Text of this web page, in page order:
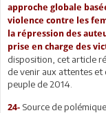
approche globale
violence contre les
la répression des
prise en charge des
disposition, cet article
de venir aux attentes et
peuple de 2014.
24- Source de